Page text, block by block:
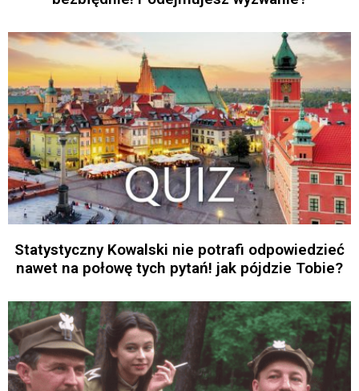
Statystyczny Kowalski nie potrafi odpowiedzieć
nawet na połowę tych pytań! jak pójdzie Tobie?